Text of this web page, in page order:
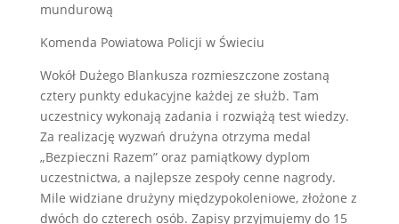
mundurową
Komenda Powiatowa Policji w Świeciu
Wokół Dużego Blankusza rozmieszczone zostaną
cztery punkty edukacyjne każdej ze służb. Tam
uczestnicy wykonają zadania i rozwiążą test wiedzy.
Za realizację wyzwań drużyna otrzyma medal
„Bezpieczni Razem” oraz pamiątkowy dyplom
uczestnictwa, a najlepsze zespoły cenne nagrody.
Mile widziane drużyny międzypokoleniowe, złożone z
dwóch do czterech osób. Zapisy przyjmujemy do 15